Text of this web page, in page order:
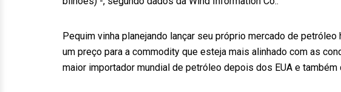
Pequim vinha planejando lançar seu próprio mercado de
um preço para a commodity que esteja mais alinhado com as
maior importador mundial de petróleo depois dos EUA e